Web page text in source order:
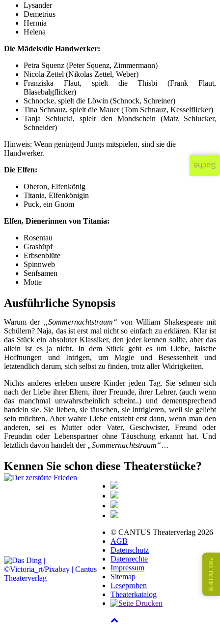
Lysander
Demetrius
Hermia
Helena
Die Mädels/die Handwerker:
Petra Squenz (Peter Squenz, Zimmermann)
Nicola Zettel (Nikolas Zettel, Weber)
Franziska Flaut, spielt die Thisbi (Frank Flaut,
Blasebalgflicker)
Schnocke, spielt die Löwin (Schnock, Schreiner)
Tina Schnauz, spielt die Mauer (Tom Schnauz, Kesselflicker)
Tanja Schlucki, spielt den Mondschein (Matz Schlucker,
Schneider)
Hinweis: Wenn genügend Jungs mitspielen, sind sie die
Handwerker.
Die Elfen:
Oberon, Elfenkönig
Titania, Elfenkönigin
Puck, ein Gnom
Elfen, Dienerinnen von Titania:
Rosentau
Grashüpf
Erbsenblüte
Spinnweb
Senfsamen
Motte
Ausführliche Synopsis
Warum der „Sommernachtstraum“ von William Shakespeare mit
Schülern? Naja, das ist erst mal nicht so einfach zu erklären. Klar ist
das Stück ein absoluter Klassiker, den jeder kennen sollte, aber das
allein ist es ja nicht. In dem Stück geht es um Liebe, falsche
Hoffnungen und Intrigen, um Magie und Besessenheit und
letztendlich darum, sich selbst zu finden, trotz aller Widrigkeiten.
Nichts anderes erleben unsere Kinder jeden Tag. Sie sehnen sich
nach der Liebe ihrer Eltern, ihrer Freunde, ihrer Lehrer, (auch wenn
das manchmal unwahrscheinlich scheint..) und dementsprechend
handeln sie. Sie lieben, sie täuschen, sie intrigieren, weil sie geliebt
sein möchten. Aber wahre Liebe entsteht erst dann, wenn man den
anderen, sei es Mutter oder Vater, Geschwister, Freund oder
Freundin oder Lebenspartner ohne Täuschung erkannt hat. Und
letztlich davon handelt der
„Sommernachtstraum“…
Kennen Sie schon diese Theaterstücke?
© CANTUS Theaterverlag 2026
AGB
Datenschutz
Datenrechte
Impressum
Sitemap
Leseproben
Theaterkatalog
KATALOG
Suche